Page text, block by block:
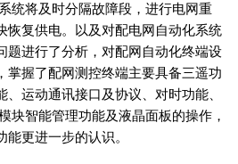
统将及时分隔故障段，进行电网重
恢复供电。以及对配电网自动化系统
题进行了分析，对配网自动化终端设
掌握了配网测控终端主要具备三遥功
运动通讯接口及协议、对时功能、
块智能管理功能及液晶面板的操作，
更进一步的认识。